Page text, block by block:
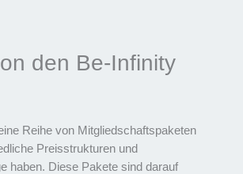
den Be-Infinity
Reihe von Mitgliedschaftspaketen
Preisstrukturen und
haben. Diese Pakete sind darauf